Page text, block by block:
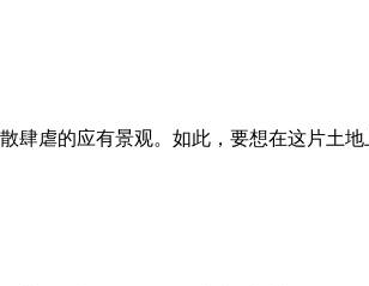
肆虐的应有景观。如此，要想在这片土